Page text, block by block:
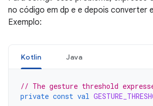
no código em dp e e depois converter
Exemplo:
Kotlin Java
// The gesture threshold
private const val